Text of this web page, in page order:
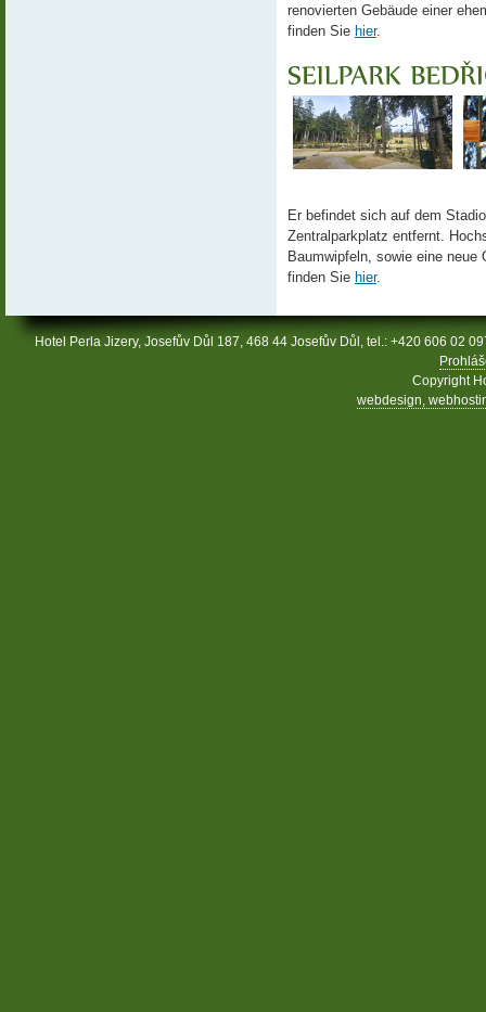
renovierten Gebäude einer
finden Sie hier.
Er befindet sich auf dem
Zentralparkplatz entfernt.
Baumwipfeln, sowie eine neue
finden Sie hier.
Hotel Perla Jizery, Josefův Důl 187, 468 44 Josefův Důl, tel.: +420 606 02
Copyright
webdesign,